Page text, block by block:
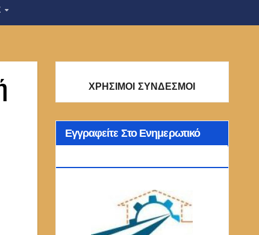
ΧΡΗΣΙΜΟΙ ΣΥΝΔΕΣΜΟΙ
Εγγραφείτε Στο Ενημερωτικό